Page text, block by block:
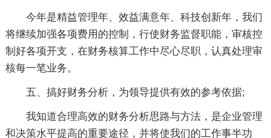
今年是精益管理年、效益满意年、科技创新年，我们
将继续加强各项费用的控制，行使财务监督职能，审核控
制好各项开支，在财务核算工作中尽心尽职，认真处理审
核每一笔业务。
五、搞好财务分析，为领导提供有效的参考依据;
我知道合理高效的财务分析思路与方法，是企业管理
和决策水平提高的重要途径，并将使我们的工作事半功